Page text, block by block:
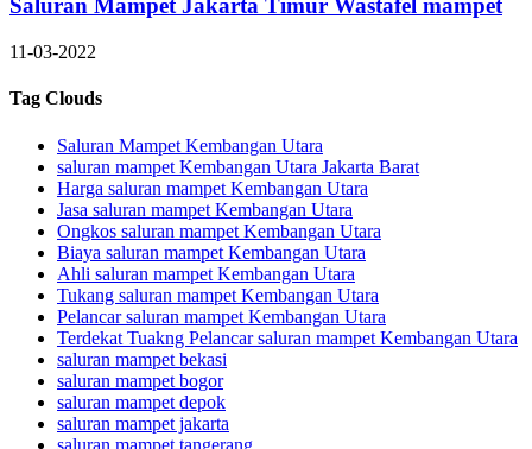
Saluran Mampet Jakarta Timur Wastafel mampet
11-03-2022
Tag Clouds
Saluran Mampet Kembangan Utara
saluran mampet Kembangan Utara Jakarta Barat
Harga saluran mampet Kembangan Utara
Jasa saluran mampet Kembangan Utara
Ongkos saluran mampet Kembangan Utara
Biaya saluran mampet Kembangan Utara
Ahli saluran mampet Kembangan Utara
Tukang saluran mampet Kembangan Utara
Pelancar saluran mampet Kembangan Utara
Terdekat Tuakng Pelancar saluran mampet Kembangan Utara
saluran mampet bekasi
saluran mampet bogor
saluran mampet depok
saluran mampet jakarta
saluran mampet tangerang